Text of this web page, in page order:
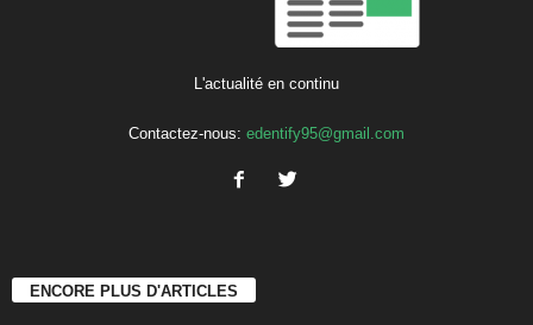
L'actualité en continu
Contactez-nous: edentify95@gmail.com
ENCORE PLUS D'ARTICLES